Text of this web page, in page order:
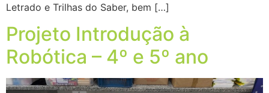
Letrado e Trilhas do Saber, bem […]
Projeto Introdução à
Robótica – 4º e 5º ano